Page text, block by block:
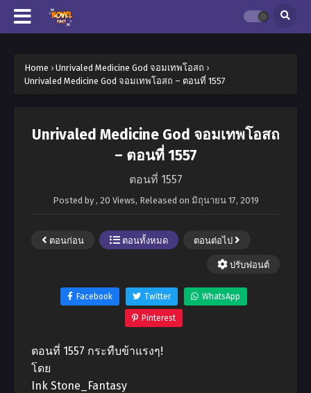
Home › Unrivaled Medicine God จอมเทพโอสถ ›
Unrivaled Medicine God จอมเทพโอสถ – ตอนที่ 1557
Unrivaled Medicine God จอมเทพโอสถ
– ตอนที่ 1557
ตอนที่ 1557
Posted by , 20 Views, Released on มิถุนายน 17, 2019
ตอนก่อน ตอนทั้งหมด ตอนต่อไป
ปรับฟอนต์
Facebook Twitter WhatsApp
Pinterest
ตอนที่ 1557 กระทืบข้าแรงๆ!
โดย
Ink Stone_Fantasy